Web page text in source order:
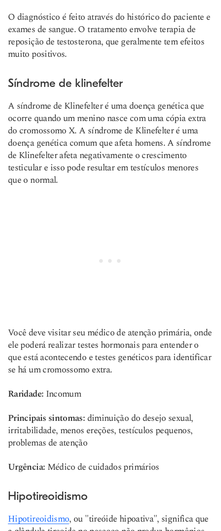
O diagnóstico é feito através do histórico do paciente e
exames de sangue. O tratamento envolve terapia de
reposição de testosterona, que geralmente tem efeitos
muito positivos.
Síndrome de klinefelter
A síndrome de Klinefelter é uma doença genética que
ocorre quando um menino nasce com uma cópia extra
do cromossomo X. A síndrome de Klinefelter é uma
doença genética comum que afeta homens. A síndrome
de Klinefelter afeta negativamente o crescimento
testicular e isso pode resultar em testículos menores
que o normal.
Você deve visitar seu médico de atenção primária, onde
ele poderá realizar testes hormonais para entender o
que está acontecendo e testes genéticos para identificar
se há um cromossomo extra.
Raridade: Incomum
Principais sintomas:diminuição do desejo sexual,
irritabilidade, menos ereções, testículos pequenos,
problemas de atenção
Urgência: Médico de cuidados primários
Hipotireoidismo
Hipotireoidismo, ou "tireóide hipoativa", significa que